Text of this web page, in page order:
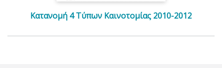
Κατανομή 4 Τύπων Καινοτομίας 2010-2012